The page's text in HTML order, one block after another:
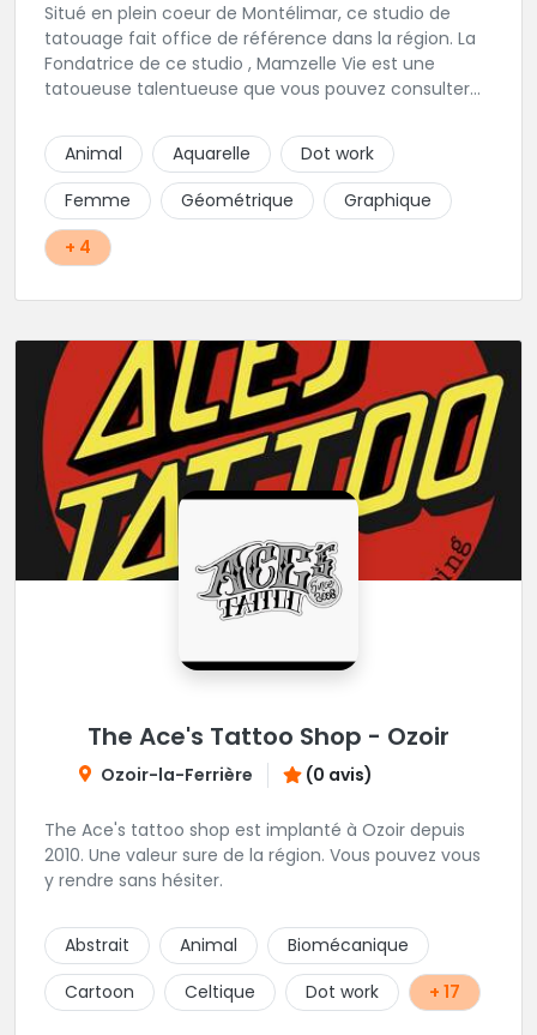
Situé en plein coeur de Montélimar, ce studio de
tatouage fait office de référence dans la région. La
Fondatrice de ce studio , Mamzelle Vie est une
tatoueuse talentueuse que vous pouvez consulter
Animal
Aquarelle
Dot work
Femme
Géométrique
Graphique
+ 4
The Ace's Tattoo Shop - Ozoir
Ozoir-la-Ferrière (0 avis)
The Ace's tattoo shop est implanté à Ozoir depuis
2010. Une valeur sure de la région. Vous pouvez vous
y rendre sans hésiter.
Abstrait Animal
Biomécanique
Cartoon
Celtique Dot work + 17